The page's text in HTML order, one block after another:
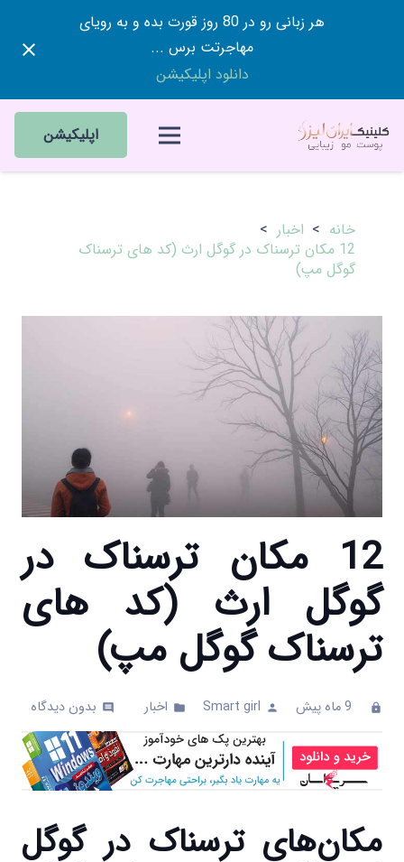
هر زبانی رو در 80 روز قورت بده و به رویای
مهاجرتت برس ...
دانلود اپلیکیشن
اپلیکیشن
خانه > اخبار >
12 مکان ترسناک در گوگل ارث (کد های ترسناک
گوگل مپ)
12 مکان ترسناک در
گوگل ارث (کد های
ترسناک گوگل مپ)
clock 9 ماه پیش person
Smart girl
folder اخبار comments بدون دیدگاه
مکان‌های ترسناک در گوگل